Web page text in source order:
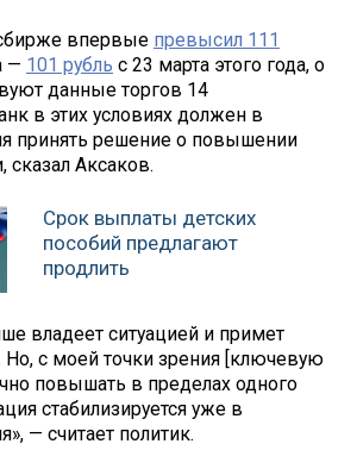
впервые превысил 111
— 101 рубль с 23 марта этого года, о
данные торгов 14
в этих условиях должен в
принять решение о повышении
сказал Аксаков.
Срок выплаты детских
пособий предлагают
продлить
владеет ситуацией и примет
с моей точки зрения [ключевую
повышать в пределах одного
стабилизируется уже в
— считает политик.